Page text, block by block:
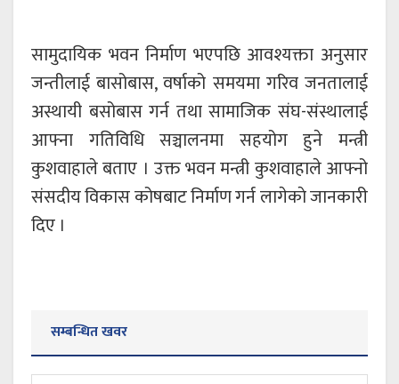
सामुदायिक भवन निर्माण भएपछि आवश्यक्ता अनुसार
जन्तीलाई बासोबास, वर्षाको समयमा गरिव जनतालाई
अस्थायी बसोबास गर्न तथा सामाजिक संघ-संस्थालाई
आफ्ना गतिविधि सञ्चालनमा सहयोग हुने मन्त्री
कुशवाहाले बताए । उक्त भवन मन्त्री कुशवाहाले आफ्नो
संसदीय विकास कोषबाट निर्माण गर्न लागेकाे जानकारी
दिए ।
सम्बन्धित खवर